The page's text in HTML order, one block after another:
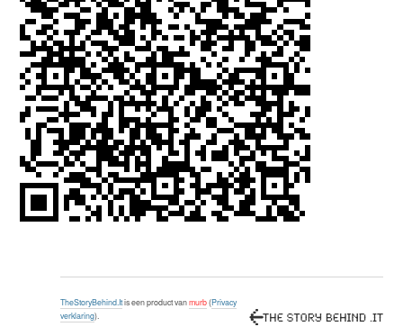
TheStoryBehind.Itis een product vanmurb(Privacy
verklaring).